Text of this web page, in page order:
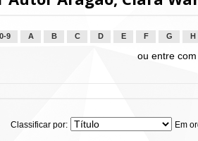
0-9 A B C D E F G H
ou entre
Classificar por: Em